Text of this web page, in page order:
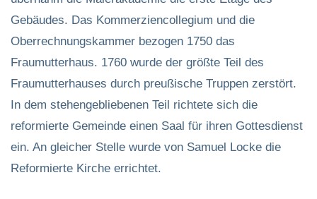
Gebäudes. Das Kommerziencollegium und die
Oberrechnungskammer bezogen 1750 das
Fraumutterhaus. 1760 wurde der größte Teil des
Fraumutterhauses durch preußische Truppen zerstört.
In dem stehengebliebenen Teil richtete sich die
reformierte Gemeinde einen Saal für ihren Gottesdienst
ein. An gleicher Stelle wurde von Samuel Locke die
Reformierte Kirche errichtet.